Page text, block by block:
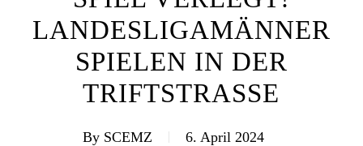
LANDESLIGAMÄNNER
SPIELEN IN DER
TRIFTSTRASSE
By SCEMZ 6. April 2024